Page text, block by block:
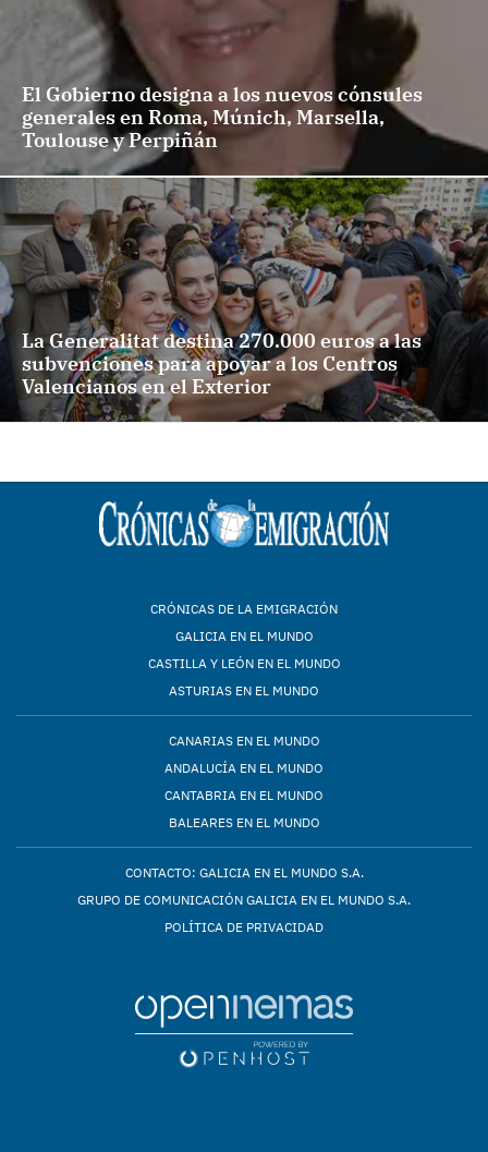
El Gobierno designa a los nuevos cónsules
generales en Roma, Múnich, Marsella,
Toulouse y Perpiñán
La Generalitat destina 270.000 euros a las
subvenciones para apoyar a los Centros
Valencianos en el Exterior
CRÓNICAS DE LA EMIGRACIÓN
GALICIA EN EL MUNDO
CASTILLA Y LEÓN EN EL MUNDO
ASTURIAS EN EL MUNDO
CANARIAS EN EL MUNDO
ANDALUCÍA EN EL MUNDO
CANTABRIA EN EL MUNDO
BALEARES EN EL MUNDO
CONTACTO: GALICIA EN EL MUNDO S.A.
GRUPO DE COMUNICACIÓN GALICIA EN EL MUNDO S.A.
POLÍTICA DE PRIVACIDAD